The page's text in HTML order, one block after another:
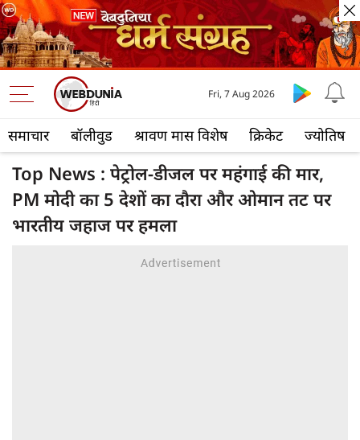
समाचार बॉलीवुड श्रावण मास विशेष क्रिकेट ज्योतिष
Fri, 7 Aug 2026
Top News : पेट्रोल-डीजल पर महंगाई की मार,
PM मोदी का 5 देशों का दौरा और ओमान तट पर
भारतीय जहाज पर हमला